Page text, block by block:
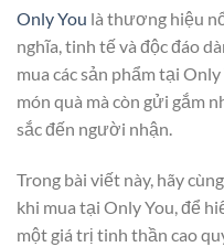
Only You là thương hiệu
nghĩa, tinh tế và độc đáo
mua các sản phẩm tại
món quà mà còn gửi gắm
sắc đến người nhận.
Trong bài viết này, hãy
khi mua tại Only You, để
một giá trị tinh thần cao